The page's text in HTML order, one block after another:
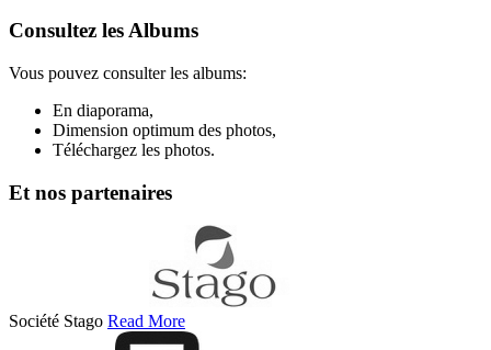
Consultez les Albums
Vous pouvez consulter les albums:
En diaporama,
Dimension optimum des photos,
Téléchargez les photos.
Et nos partenaires
Société Stago Read More